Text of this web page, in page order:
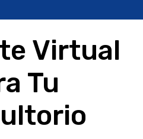
Virtual
Tu